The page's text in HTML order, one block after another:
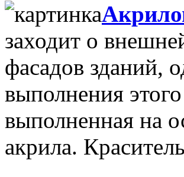
заходит о
фасадов зданий,
выполнения
выполненная на
акрила.